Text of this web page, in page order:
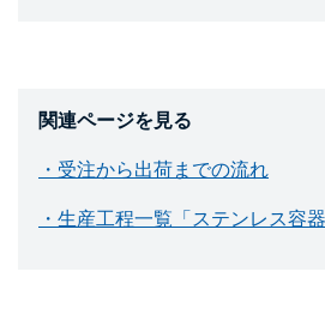
関連ページを見る
・受注から出荷までの流れ
・生産工程一覧「ステンレス容